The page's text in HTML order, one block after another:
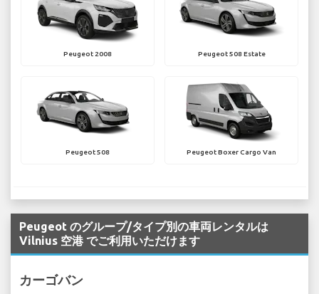
Peugeot 2008 Peugeot 508 Estate
Peugeot 508 Peugeot Boxer Cargo Van
Peugeot のグループ/タイプ別の車両レンタルは
Vilnius 空港 でご利用いただけます
カーゴバン